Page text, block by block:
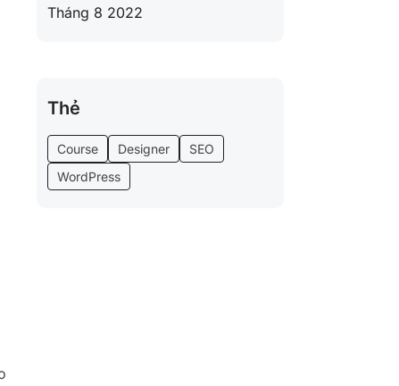
Tháng 8 2022
Thẻ
Course Designer
SEO
WordPress